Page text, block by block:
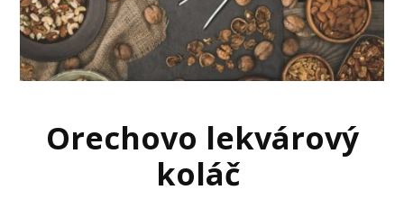
Orechovo lekvárový
koláč